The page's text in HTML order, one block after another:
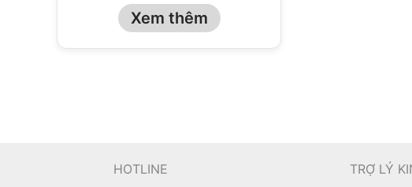
Xem thêm
HOTLINE
TRỢ LÝ